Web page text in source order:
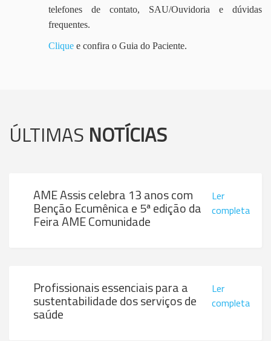
telefones de contato, SAU/Ouvidoria e dúvidas
frequentes.
Clique e confira o Guia do Paciente.
ÚLTIMAS NOTÍCIAS
AME Assis celebra 13 anos com
Benção Ecumênica e 5ª edição da
Feira AME Comunidade
Ler
completa
Profissionais essenciais para a
sustentabilidade dos serviços de
saúde
Ler
completa